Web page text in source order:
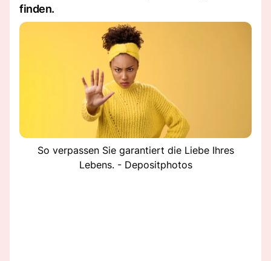
finden.
So verpassen Sie garantiert die Liebe Ihres
Lebens. - Depositphotos